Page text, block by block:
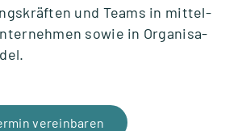
und Teams in mit­tel­
sowie in Orga­ni­sa­
ver­ein­ba­ren